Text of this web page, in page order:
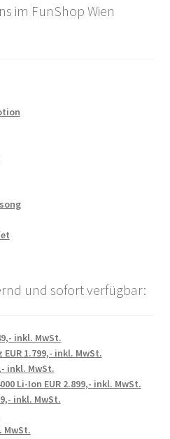
im FunShop Wien
und sofort verfügbar:
inkl. MwSt.
1.799,- inkl. MwSt.
inkl. MwSt.
Li-Ion EUR 2.899,- inkl. MwSt.
inkl. MwSt.
MwSt.